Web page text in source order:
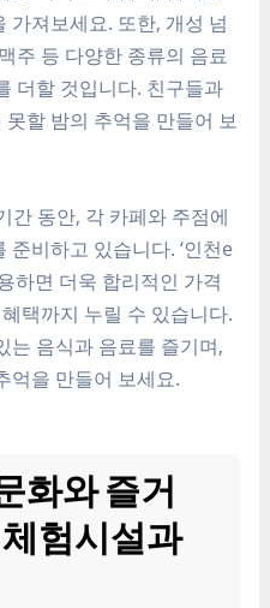
가져보세요. 또한, 개성 넘
주 등 다양한 종류의 음료
더할 것입니다. 친구들과
할 밤의 추억을 만들어 보
간 동안, 각 카페와 주점에
비하고 있습니다. ‘인천e
하면 더욱 합리적인 가격
택까지 누릴 수 있습니다.
는 음식과 음료를 즐기며,
억을 만들어 보세요.
화와 즐거
험시설과